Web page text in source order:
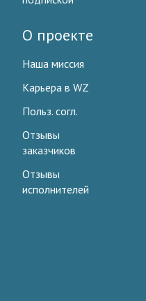
О проекте
Наша миссия
Карьера в WZ
Польз. согл.
Отзывы
заказчиков
Отзывы
исполнителей